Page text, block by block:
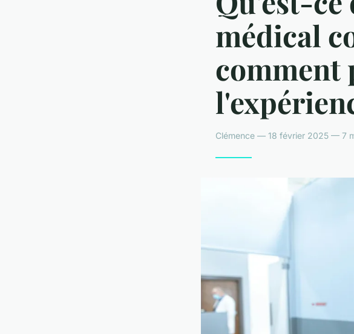
médical
Clémence — 18 février 2025 — 7